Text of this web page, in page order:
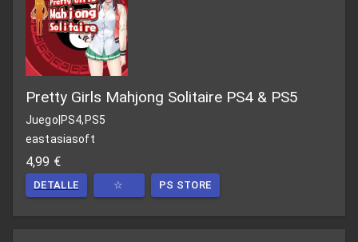
Pretty Girls Mahjong Solitaire PS4 & PS5
Juego|PS4,PS5
eastasiasoft
4,99 €
DETALLE ☆ PS STORE